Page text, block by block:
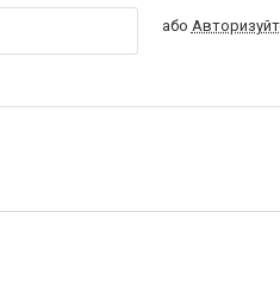
або